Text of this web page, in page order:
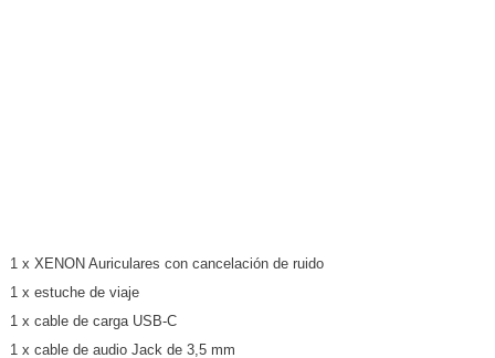
1 x XENON Auriculares con cancelación de ruido
1 x estuche de viaje
1 x cable de carga USB-C
1 x cable de audio Jack de 3,5 mm